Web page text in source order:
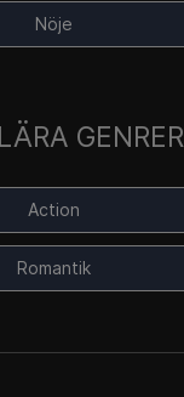
Nöje
GENRER
Action
Romantik